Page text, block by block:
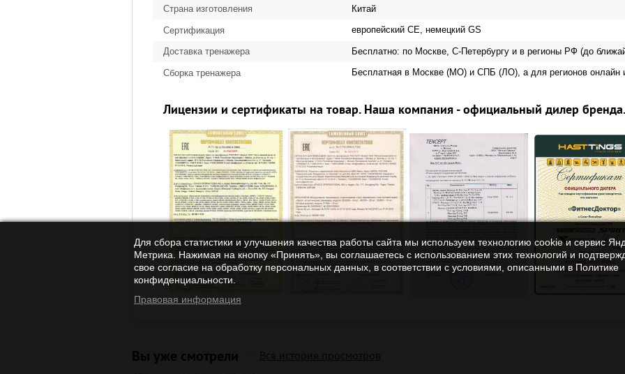
Страна изготовления Китай
Сертификация европейский CE, немецкий GS
Доставка тренажера Бесплатно: по Москве, С-Петербургу и в регионы РФ (до
Сборка тренажера Бесплатная в Москве (МО) и СПБ (ЛО), а для регионов онлайн
Лицензии и сертификаты на товар. Наша компания - официальный дилер бренда.
Вы уже смотрели Вся история просмотров
Для сбора статистики и улучшения качества работы сайта мы используем технологию cookie и сервис
Метрика. Нажимая на кнопку «Принять», вы соглашаетесь с использованием этих технологий и
свое согласие на обработку персональных данных, в соответствии с условиями, описанными в Политике
конфиденциальности.
Правовая информация